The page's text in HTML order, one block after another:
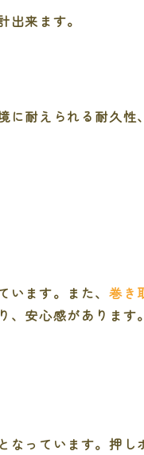
来ます。
耐えられる耐久性
います。また、巻き
安心感があります。
となっています。押